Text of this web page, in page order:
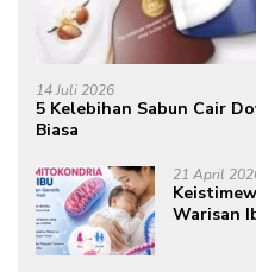
14 Juli 2026
5 Kelebihan Sabun Cair
Biasa
21 April
Warisan